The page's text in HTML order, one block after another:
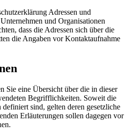
Adressen und
und Organisationen
dass die Adressen sich über die
die Angaben vor Kontaktaufnahme
Sie eine Übersicht über die in dieser
Begrifflichkeiten. Soweit die
sind, gelten deren gesetzliche
Erläuterungen sollen dagegen vor